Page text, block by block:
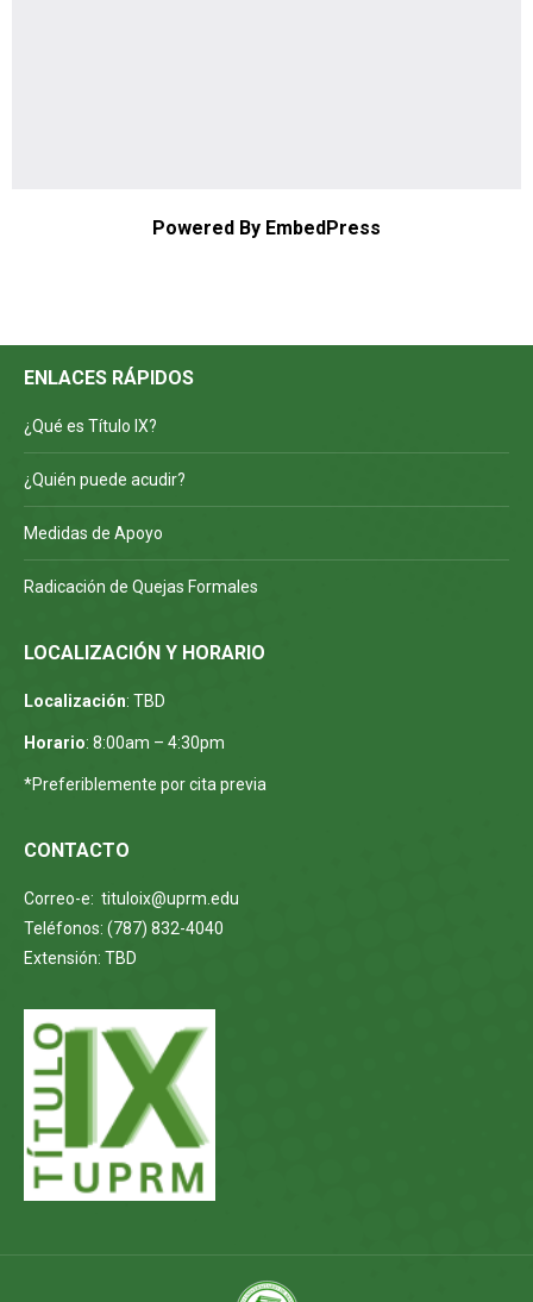
Powered By EmbedPress
ENLACES RÁPIDOS
¿Qué es Título IX?
¿Quién puede acudir?
Medidas de Apoyo
Radicación de Quejas Formales
LOCALIZACIÓN Y HORARIO
Localización: TBD
Horario: 8:00am – 4:30pm
*Preferiblemente por cita previa
CONTACTO
Correo-e: tituloix@uprm.edu
Teléfonos: (787) 832-4040
Extensión: TBD